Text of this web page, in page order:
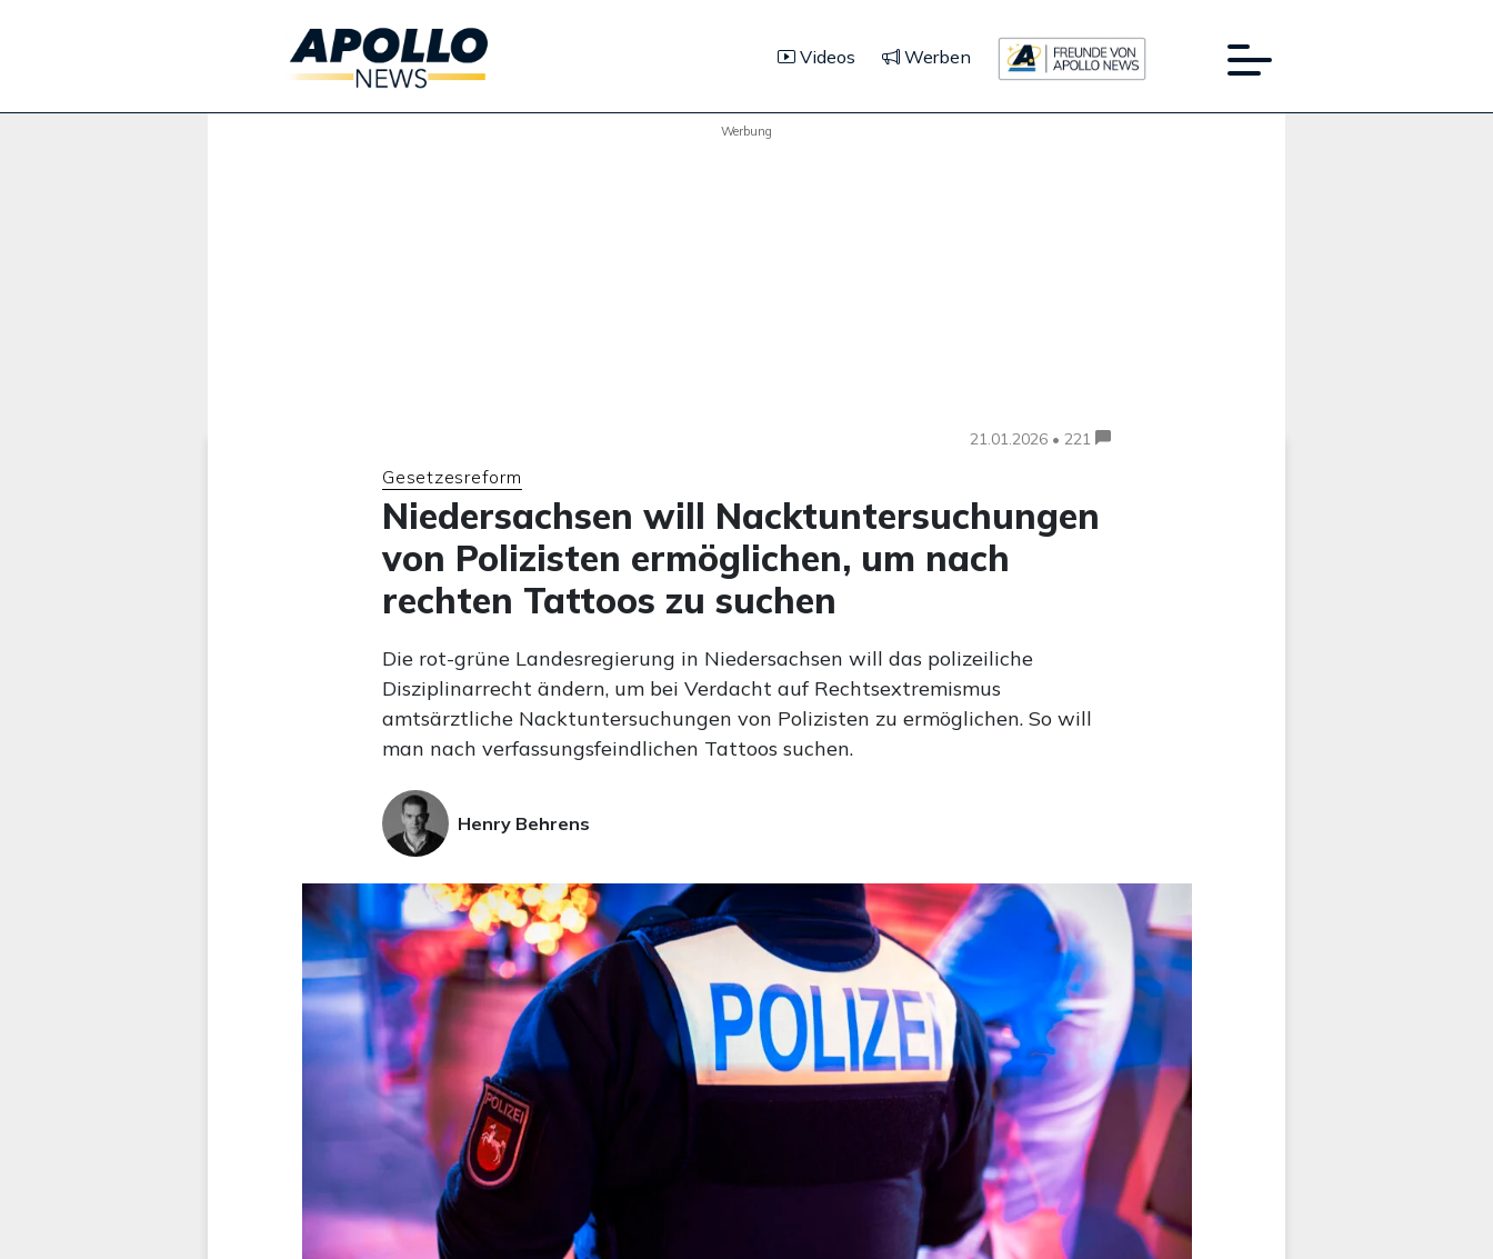
Videos Werben
Werbung
21.01.2026 • 221
Gesetzesreform
Niedersachsen will Nacktuntersuchungen
von Polizisten ermöglichen, um nach
rechten Tattoos zu suchen
Die rot-grüne Landesregierung in Niedersachsen will das polizeiliche
Disziplinarrecht ändern, um bei Verdacht auf Rechtsextremismus
amtsärztliche Nacktuntersuchungen von Polizisten zu ermöglichen. So will
man nach verfassungsfeindlichen Tattoos suchen.
Henry Behrens